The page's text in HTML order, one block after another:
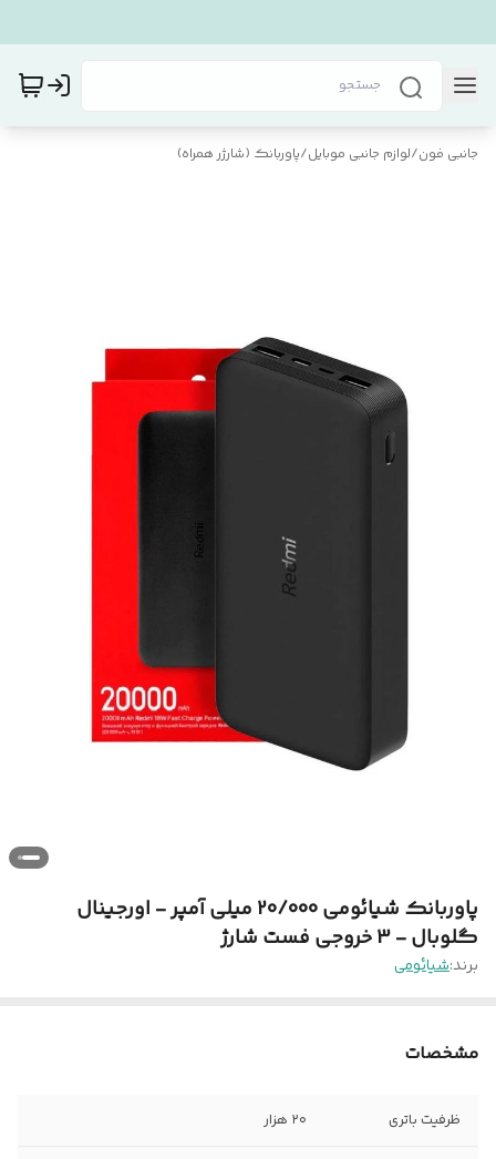
جانبی فون/لوازم جانبی موبایل/پاوربانک (شارژر همراه)
پاوربانک شیائومی 20/000 میلی آمپر - اورجینال
گلوبال - 3 خروجی فست شارژ
برند:شیائومی
مشخصات
ظرفیت باتری ۲۰ هزار